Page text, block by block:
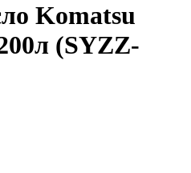
Komatsu
(SYZZ-